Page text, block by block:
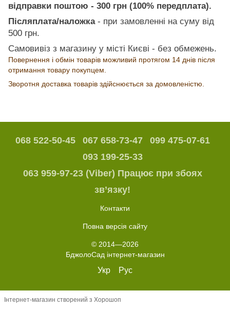
відправки поштою - 300 грн (100% передплата).
Післяплата/наложка- при замовленні на суму від
500 грн.
Самовивіз з магазину у місті Києві - без обмежень.
Повернення і обмін товарів можливий протягом 14 днів після
отримання товару покупцем.
Зворотня доставка товарів здійснюється за домовленістю.
068 522-50-45 067 658-73-47
099 475-07-61
093 199-25-33
063 959-97-23 (Viber) Працює при збоях
зв’язку!
Контакти
Повна версія сайту
© 2014—2026
БджолоСад інтернет-магазин
Укр Рус
Інтернет-магазин створений з Хорошоп